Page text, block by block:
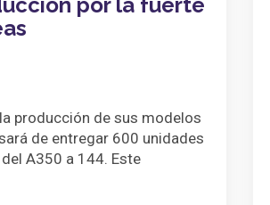
producción de sus modelos
de entregar 600 unidades
A350 a 144. Este